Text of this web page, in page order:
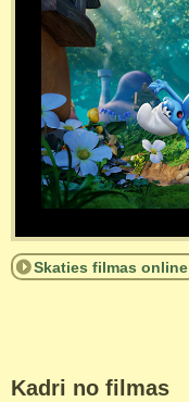
Skaties filmas online
Kadri no filmas